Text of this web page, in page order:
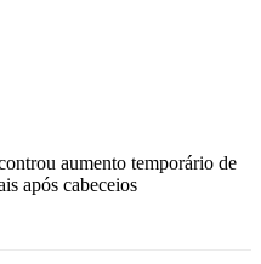
aumento temporário de
após cabeceios